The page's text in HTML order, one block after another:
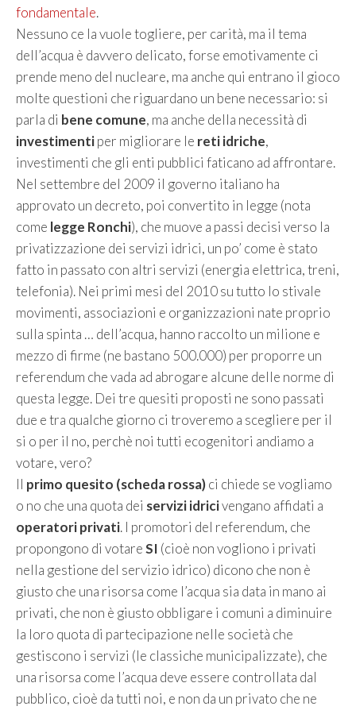
fondamentale.
Nessuno ce la vuole togliere, per carità, ma il tema
dell’acqua è davvero delicato, forse emotivamente ci
prende meno del nucleare, ma anche qui entrano il gioco
molte questioni che riguardano un bene necessario: si
parla di bene comune, ma anche della necessità di
investimentiper migliorare le reti idriche,
investimenti che gli enti pubblici faticano ad affrontare.
Nel settembre del 2009 il governo italiano ha
approvato un decreto, poi convertito in legge (nota
come legge Ronchi), che muove a passi decisi verso la
privatizzazione dei servizi idrici, un po’ come è stato
fatto in passato con altri servizi (energia elettrica, treni,
telefonia). Nei primi mesi del 2010 su tutto lo stivale
movimenti, associazioni e organizzazioni nate proprio
sulla spinta … dell’acqua, hanno raccolto un milione e
mezzo di firme (ne bastano 500.000) per proporre un
referendum che vada ad abrogare alcune delle norme di
questa legge. Dei tre quesiti proposti ne sono passati
due e tra qualche giorno ci troveremo a scegliere per il
si o per il no, perchè noi tutti ecogenitori andiamo a
votare, vero?
Il primo quesito (scheda rossa)ci chiede se vogliamo
o no che una quota dei servizi idricivengano affidati a
operatori privati. I promotori del referendum, che
propongono di votareSI (cioè non vogliono i privati
nella gestione del servizio idrico) dicono che non è
giusto che una risorsa come l’acqua sia data in mano ai
privati, che non è giusto obbligare i comuni a diminuire
la loro quota di partecipazione nelle società che
gestiscono i servizi (le classiche municipalizzate), che
una risorsa come l’acqua deve essere controllata dal
pubblico, cioè da tutti noi, e non da un privato che ne